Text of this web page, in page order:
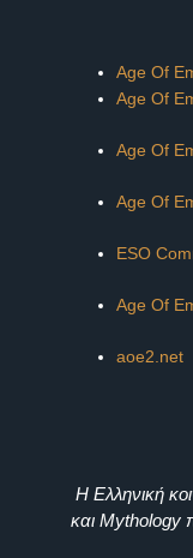
Age Of
Age Of
Age Of
Age Of
ESO
Age Of
aoe2.net
Η Ελληνική
και Mythology